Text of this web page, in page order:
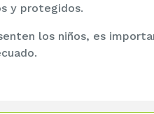
y protegidos.
los niños, es